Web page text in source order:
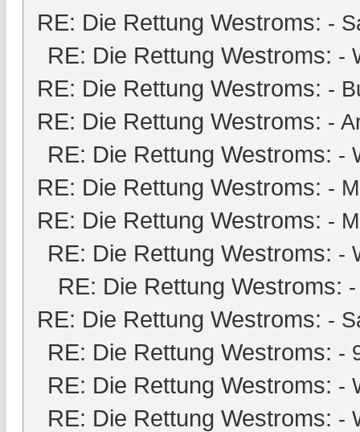
RE: Die Rettung Westroms: -
RE: Die Rettung Westroms: -
RE: Die Rettung Westroms: -
RE: Die Rettung Westroms: -
RE: Die Rettung Westroms: -
RE: Die Rettung Westroms: -
RE: Die Rettung Westroms: -
RE: Die Rettung Westroms: -
RE: Die Rettung Westroms:
RE: Die Rettung Westroms: -
RE: Die Rettung Westroms: -
RE: Die Rettung Westroms: -
RE: Die Rettung Westroms: -